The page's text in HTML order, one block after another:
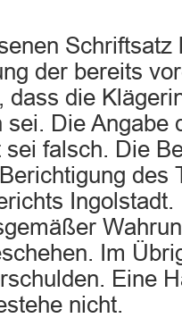
der bereits
dass die
Die Angabe
falsch. Die
des
Im
Eine
nicht.